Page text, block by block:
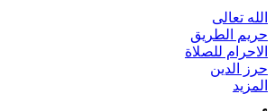
الله تعالى
حريم الطريق
الاحرام للصلاة
حرز الدين
المزيد